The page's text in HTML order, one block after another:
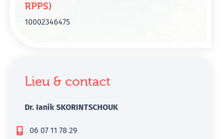
RPPS)
10002346475
Lieu & contact
Dr. Ianik SKORINTSCHOUK
06 07 11 78 29